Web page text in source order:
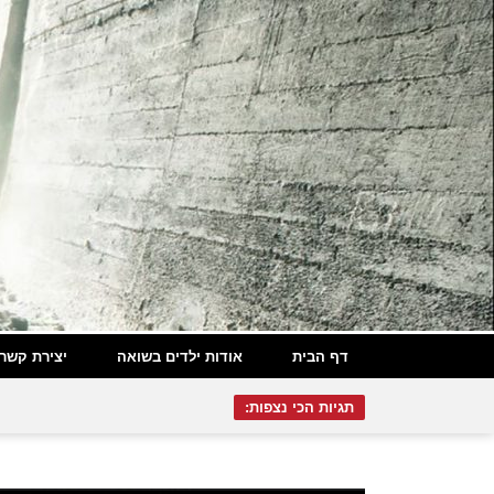
דף הבית אודות ילדים בשואה יצירת קשר
תגיות הכי נצפות: